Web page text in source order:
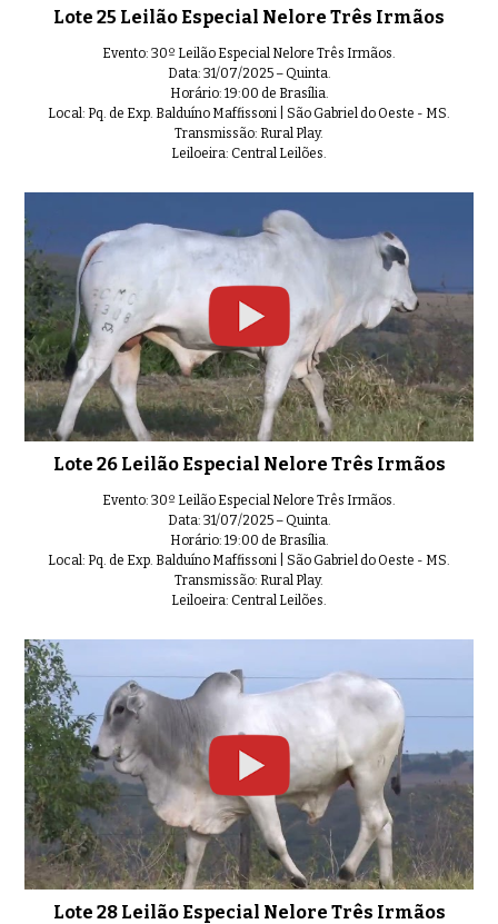
Lote 25 Leilão Especial Nelore Três Irmãos
Evento: 30º Leilão Especial Nelore Três Irmãos.
Data: 31/07/2025 – Quinta.
Horário: 19:00 de Brasília.
Local: Pq. de Exp. Balduíno Maffissoni | São Gabriel do Oeste - MS.
Transmissão: Rural Play.
Leiloeira: Central Leilões.
Lote 26 Leilão Especial Nelore Três Irmãos
Evento: 30º Leilão Especial Nelore Três Irmãos.
Data: 31/07/2025 – Quinta.
Horário: 19:00 de Brasília.
Local: Pq. de Exp. Balduíno Maffissoni | São Gabriel do Oeste - MS.
Transmissão: Rural Play.
Leiloeira: Central Leilões.
Lote 28 Leilão Especial Nelore Três Irmãos